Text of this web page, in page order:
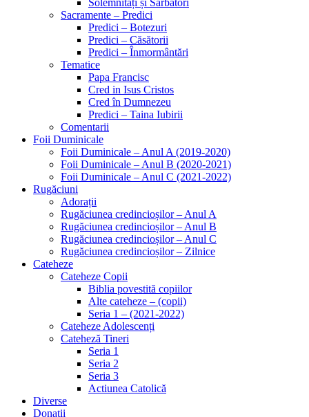
Solemnități și Sărbători
Sacramente – Predici
Predici – Botezuri
Predici – Căsătorii
Predici – Înmormântări
Tematice
Papa Francisc
Cred in Isus Cristos
Cred în Dumnezeu
Predici – Taina Iubirii
Comentarii
Foii Duminicale
Foii Duminicale – Anul A (2019-2020)
Foii Duminicale – Anul B (2020-2021)
Foii Duminicale – Anul C (2021-2022)
Rugăciuni
Adorații
Rugăciunea credincioșilor – Anul A
Rugăciunea credincioșilor – Anul B
Rugăciunea credincioșilor – Anul C
Rugăciunea credincioșilor – Zilnice
Cateheze
Cateheze Copii
Biblia povestită copiilor
Alte cateheze – (copii)
Seria 1 – (2021-2022)
Cateheze Adolescenți
Cateheză Tineri
Seria 1
Seria 2
Seria 3
Actiunea Catolică
Diverse
Donații